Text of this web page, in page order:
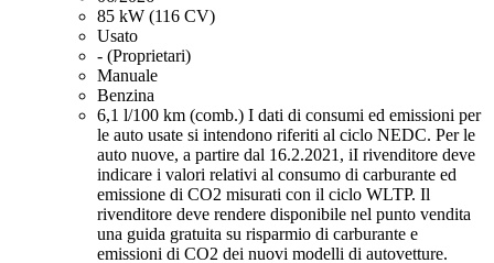
85 kW (116 CV)
Usato
- (Proprietari)
Manuale
Benzina
6,1 l/100 km (comb.) I dati di consumi ed emissioni per
le auto usate si intendono riferiti al ciclo NEDC. Per le
auto nuove, a partire dal 16.2.2021, iI rivenditore deve
indicare i valori relativi al consumo di carburante ed
emissione di CO2 misurati con il ciclo WLTP. Il
rivenditore deve rendere disponibile nel punto vendita
una guida gratuita su risparmio di carburante e
emissioni di CO2 dei nuovi modelli di autovetture.